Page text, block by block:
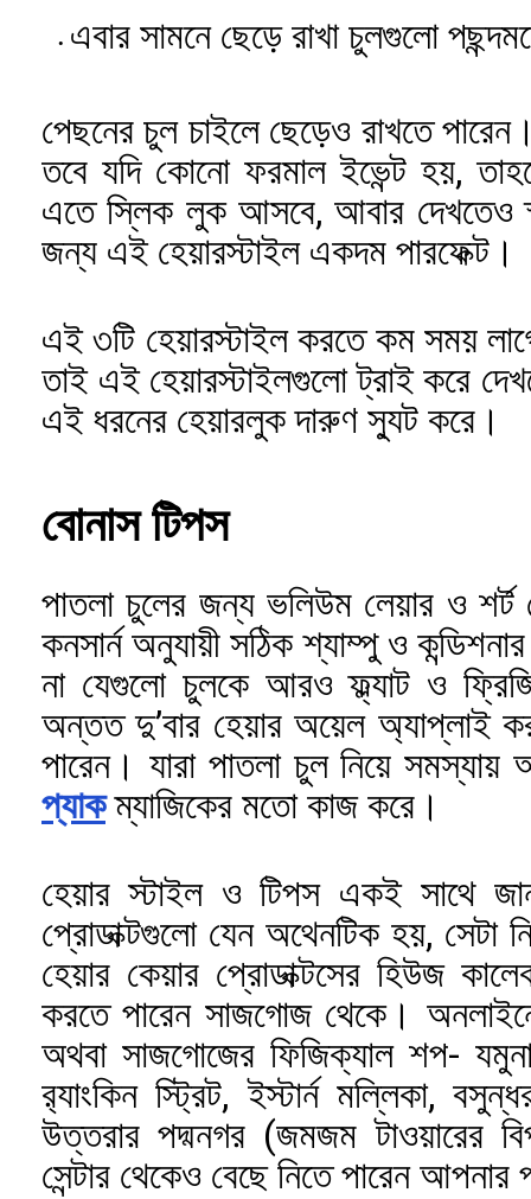
এবার সামনে ছেড়ে রাখা চুলগুলো
পেছনের চুল চাইলে ছেড়েও রাখতে
তবে যদি কোনো ফরমাল ইভেন্ট হয়,
এতে স্লিক লুক আসবে, আবার দেখতেও
জন্য এই হেয়ারস্টাইল একদম পারফেক্ট।
এই ৩টি হেয়ারস্টাইল করতে কম সময়
তাই এই হেয়ারস্টাইলগুলো ট্রাই করে
এই ধরনের হেয়ারলুক দারুণ স্যুট করে।
বোনাস টিপস
পাতলা চুলের জন্য ভলিউম লেয়ার ও
কনসার্ন অনুযায়ী সঠিক শ্যাম্পু ও
না যেগুলো চুলকে আরও ফ্ল্যাট ও
অন্তত দু’বার হেয়ার অয়েল অ্যাপ্লাই
পারেন। যারা পাতলা চুল নিয়ে
প্যাকম্যাজিকের মতো কাজ করে।
হেয়ার স্টাইল ও টিপস একই সাথে
প্রোডাক্টগুলো যেন অথেনটিক হয়,
হেয়ার কেয়ার প্রোডাক্টসের হিউজ
করতে পারেন সাজগোজ থেকে।
অথবা সাজগোজের ফিজিক্যাল শপ- যমুনা
র‍্যাংকিন স্ট্রিট, ইস্টার্ন মল্লিকা,
উত্তরার পদ্মনগর (জমজম টাওয়ারের
সেন্টার থেকেও বেছে নিতে পারেন আপনার